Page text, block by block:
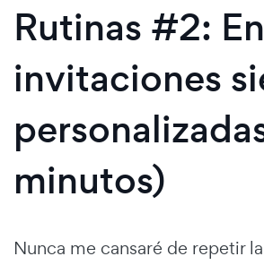
Rutinas #2:
invitaciones
minutos)
Nunca me cansaré de repetir